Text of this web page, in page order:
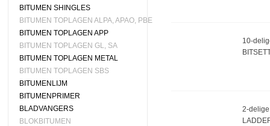
BITUMEN SHINGLES
BITUMEN TOPLAGEN ALPA, APAO, PBE
BITUMEN TOPLAGEN APP
BITUMEN TOPLAGEN GL, SA
BITUMEN TOPLAGEN METAL
BITUMEN TOPLAGEN SBS
BITUMENLIJM
BITUMENPRIMER
BLADVANGERS
BLOKBITUMEN
10-
2-